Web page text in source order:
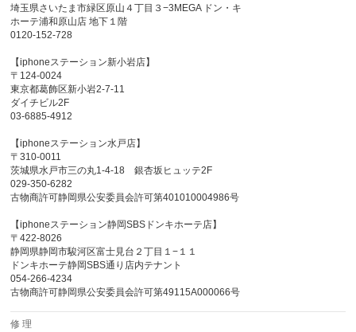
埼玉県さいたま市緑区原山４丁目３−3MEGA ドン・キ
ホーテ浦和原山店 地下１階
0120-152-728
【iphoneステーション新小岩店】
〒124-0024
東京都葛飾区新小岩2-7-11
ダイチビル2F
03-6885-4912
【iphoneステーション水戸店】
〒310-0011
茨城県水戸市三の丸1-4-18 銀杏坂ヒュッテ2F
029-350-6282
古物商許可静岡県公安委員会許可第401010004986号
【iphoneステーション静岡SBSドンキホーテ店】
〒422-8026
静岡県静岡市駿河区富士見台２丁目１−１１
ドンキホーテ静岡SBS通り店内テナント
054-266-4234
古物商許可静岡県公安委員会許可第49115A000066号
修 理